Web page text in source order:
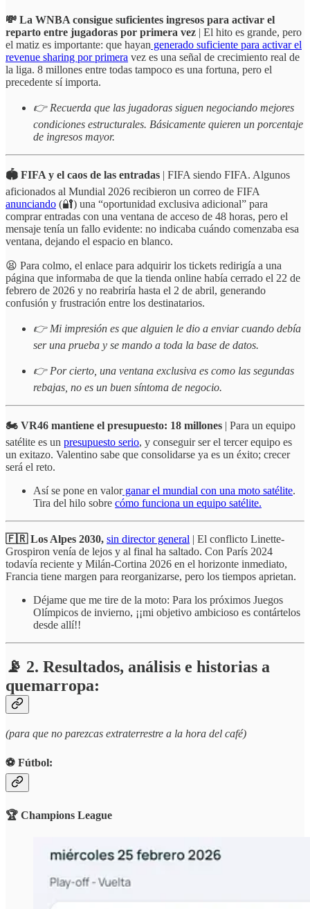
💸 La WNBA consigue suficientes ingresos para activar el
reparto entre jugadoras por primera vez | El hito es grande, pero
el matiz es importante: que hayan generado suficiente para activar el
revenue sharing por primera vez es una señal de crecimiento real de
la liga. 8 millones entre todas tampoco es una fortuna, pero el
precedente sí importa.
👉 Recuerda que las jugadoras siguen negociando mejores
condiciones estructurales. Básicamente quieren un porcentaje
de ingresos mayor.
🏟️ FIFA y el caos de las entradas | FIFA siendo FIFA. Algunos
aficionados al Mundial 2026 recibieron un correo de FIFA
anunciando (🔐) una “oportunidad exclusiva adicional” para
comprar entradas con una ventana de acceso de 48 horas, pero el
mensaje tenía un fallo evidente: no indicaba cuándo comenzaba esa
ventana, dejando el espacio en blanco.
😫 Para colmo, el enlace para adquirir los tickets redirigía a una
página que informaba de que la tienda online había cerrado el 22 de
febrero de 2026 y no reabriría hasta el 2 de abril, generando
confusión y frustración entre los destinatarios.
👉 Mi impresión es que alguien le dio a enviar cuando debía
ser una prueba y se mando a toda la base de datos.
👉 Por cierto, una ventana exclusiva es como las segundas
rebajas, no es un buen síntoma de negocio.
🏍️ VR46 mantiene el presupuesto: 18 millones | Para un equipo
satélite es un presupuesto serio, y conseguir ser el tercer equipo es
un exitazo. Valentino sabe que consolidarse ya es un éxito; crecer
será el reto.
Así se pone en valorganar el mundial con una moto satélite.
Tira del hilo sobre cómo funciona un equipo satélite.
🇫🇷 Los Alpes 2030, sin director general | El conflicto Linette-
Grospiron venía de lejos y al final ha saltado. Con París 2024
todavía reciente y Milán-Cortina 2026 en el horizonte inmediato,
Francia tiene margen para reorganizarse, pero los tiempos aprietan.
Déjame que me tire de la moto: Para los próximos Juegos
Olímpicos de invierno, ¡¡mi objetivo ambicioso es contártelos
desde allí!!
📡 2. Resultados, análisis e historias a
quemarropa:
(para que no parezcas extraterrestre a la hora del café)
⚽️ Fútbol:
🏆 Champions League